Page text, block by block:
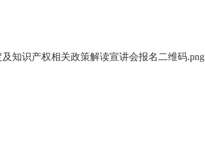
及知识产权相关政策解读宣讲会报名二维码.png